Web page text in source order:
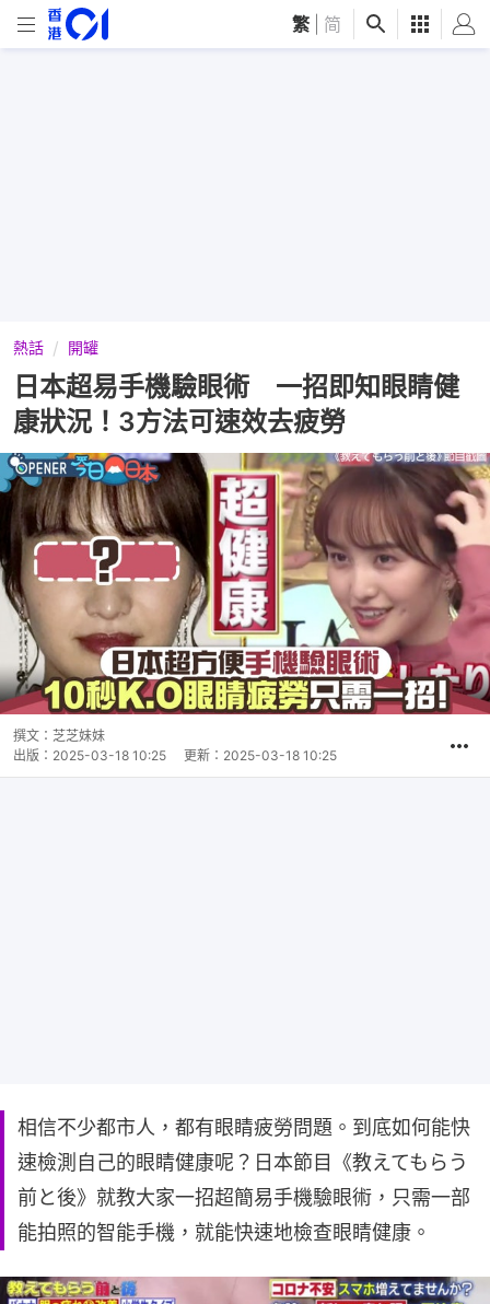
繁 简
熱話 開罐
日本超易手機驗眼術 一招即知眼睛健
康狀況！3方法可速效去疲勞
撰文： 芝芝妹妹
出版： 2025-03-18 10:25 更新： 2025-03-18 10:25
相信不少都市人，都有眼睛疲勞問題。到底如何能快
速檢測自己的眼睛健康呢？日本節目《教えてもらう
前と後》就教大家一招超簡易手機驗眼術，只需一部
能拍照的智能手機，就能快速地檢查眼睛健康。